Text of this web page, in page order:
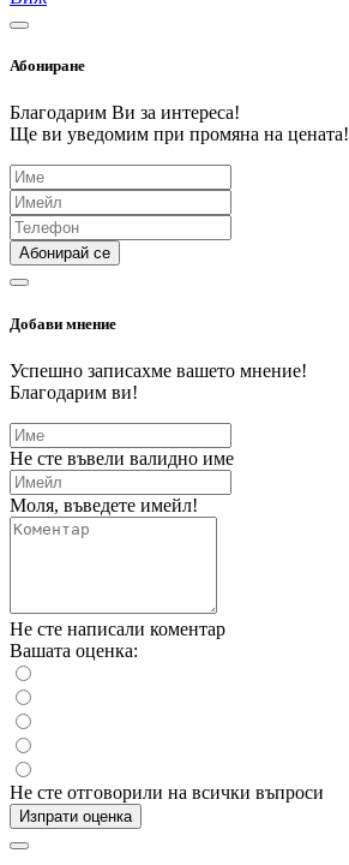
Абониране
Благодарим Ви за интереса!
Ще ви уведомим при промяна на цената!
Абонирай се
Добави мнение
Успешно записахме вашето мнение!
Благодарим ви!
Не сте въвели валидно име
Моля, въведете имейл!
Не сте написали коментар
Вашата оценка:
Не сте отговорили на всички въпроси
Изпрати оценка